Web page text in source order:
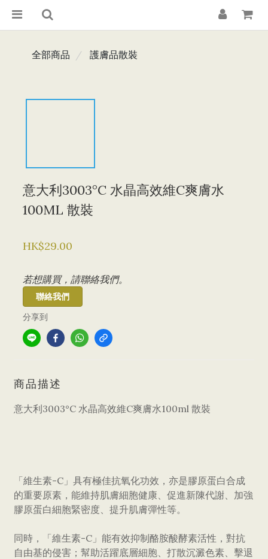
全部商品 護膚品散裝
意大利3003°C 水晶高效維C爽膚水
100ML 散裝
HK$29.00
若想購買，請聯絡我們。
聯絡我們
分享到
商品描述
意大利3003°C 水晶高效維C爽膚水100ml 散裝
「維生素-C」具有極佳抗氧化功效，亦是膠原蛋白合成
的重要原素，能維持肌膚細胞健康、促進新陳代謝、加強
膠原蛋白細胞緊密度、提升肌膚彈性等。
同時，「維生素-C」能有效抑制酪胺酸酵素活性，對抗
自由基的侵害；幫助活躍底層細胞、打散沉澱色素、擊退